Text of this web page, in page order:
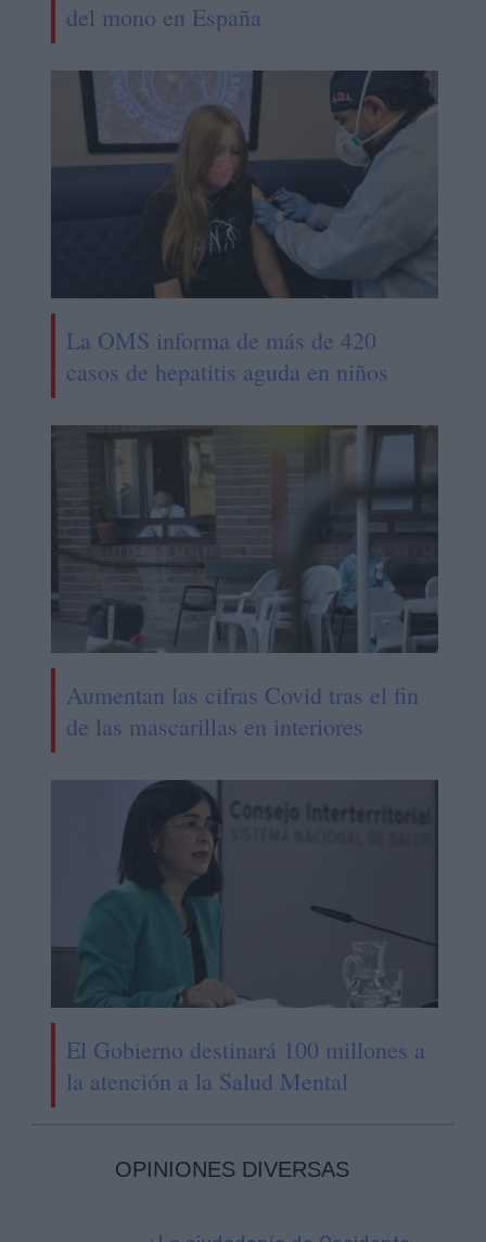
del mono en España
La OMS informa de más de 420
casos de hepatitis aguda en niños
Aumentan las cifras Covid tras el fin
de las mascarillas en interiores
El Gobierno destinará 100 millones a
la atención a la Salud Mental
OPINIONES DIVERSAS